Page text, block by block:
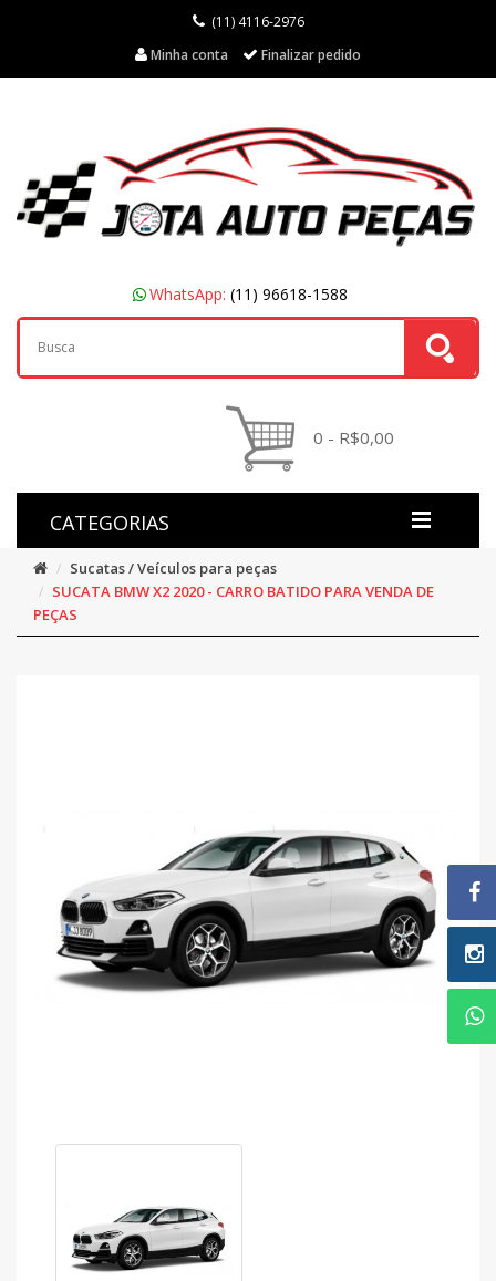
(11) 4116-2976
Minha conta
Finalizar pedido
WhatsApp: (11) 96618-1588
0 - R$0,00
CATEGORIAS
Sucatas / Veículos para peças
SUCATA BMW X2 2020 - CARRO BATIDO PARA VENDA DE
PEÇAS